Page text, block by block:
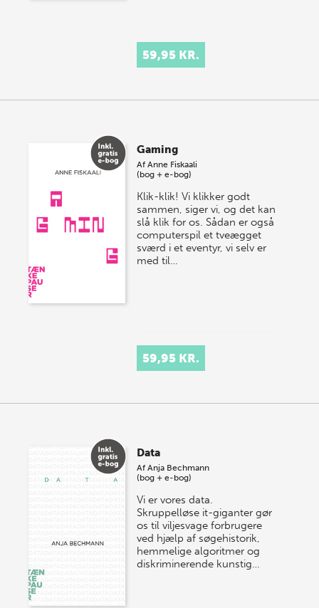
59,95 KR.
Gaming
AfAnne Fiskaali
(bog + e-bog)
Klik-klik! Vi klikker godt
sammen, siger vi, og det kan
slå klik for os. Sådan er også
computerspil et tveægget
sværd i et eventyr, vi selv er
med til…
59,95 KR.
Data
AfAnja Bechmann
(bog + e-bog)
Vi er vores data.
Skruppelløse it-giganter gør
os til viljesvage forbrugere
ved hjælp af søgehistorik,
hemmelige algoritmer og
diskriminerende kunstig…